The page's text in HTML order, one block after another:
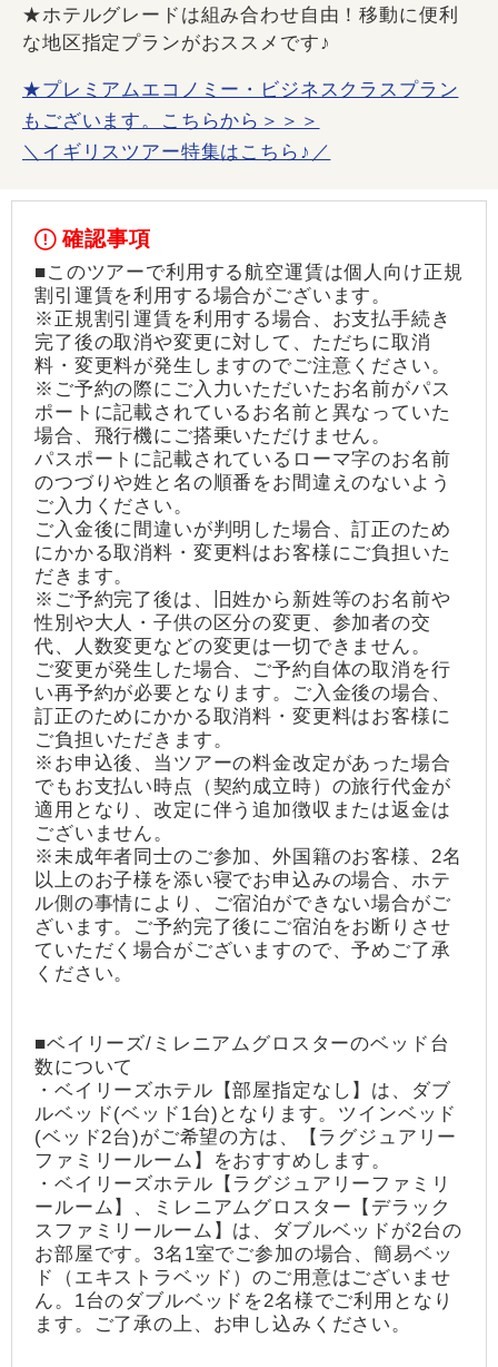
★ホテルグレードは組み合わせ自由！移動に便利
な地区指定プランがおススメです♪
★プレミアムエコノミー・ビジネスクラスプラン
もございます。こちらから＞＞＞
＼イギリスツアー特集はこちら♪／
確認事項
■このツアーで利用する航空運賃は個人向け正規
割引運賃を利用する場合がございます。
※正規割引運賃を利用する場合、お支払手続き
完了後の取消や変更に対して、ただちに取消
料・変更料が発生しますのでご注意ください。
※ご予約の際にご入力いただいたお名前がパス
ポートに記載されているお名前と異なっていた
場合、飛行機にご搭乗いただけません。
パスポートに記載されているローマ字のお名前
のつづりや姓と名の順番をお間違えのないよう
ご入力ください。
ご入金後に間違いが判明した場合、訂正のため
にかかる取消料・変更料はお客様にご負担いた
だきます。
※ご予約完了後は、旧姓から新姓等のお名前や
性別や大人・子供の区分の変更、参加者の交
代、人数変更などの変更は一切できません。
ご変更が発生した場合、ご予約自体の取消を行
い再予約が必要となります。ご入金後の場合、
訂正のためにかかる取消料・変更料はお客様に
ご負担いただきます。
※お申込後、当ツアーの料金改定があった場合
でもお支払い時点（契約成立時）の旅行代金が
適用となり、改定に伴う追加徴収または返金は
ございません。
※未成年者同士のご参加、外国籍のお客様、2名
以上のお子様を添い寝でお申込みの場合、ホテ
ル側の事情により、ご宿泊ができない場合がご
ざいます。ご予約完了後にご宿泊をお断りさせ
ていただく場合がございますので、予めご了承
ください。
■ベイリーズ/ミレニアムグロスターのベッド台
数について
・ベイリーズホテル【部屋指定なし】は、ダブ
ルベッド(ベッド1台)となります。ツインベッド
(ベッド2台)がご希望の方は、【ラグジュアリー
ファミリールーム】をおすすめします。
・ベイリーズホテル【ラグジュアリーファミリ
ールーム】、ミレニアムグロスター【デラック
スファミリールーム】は、ダブルベッドが2台の
お部屋です。3名1室でご参加の場合、簡易ベッ
ド（エキストラベッド）のご用意はございませ
ん。1台のダブルベッドを2名様でご利用となり
ます。ご了承の上、お申し込みください。